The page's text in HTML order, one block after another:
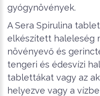
gyógynövények.
A Sera Spirulina
elkészített haleleség
növényevő és
tengeri és édesvízi
tablettákat vagy az
helyezve vagy a